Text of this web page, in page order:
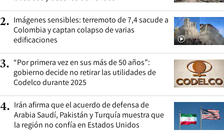
2. Imágenes sensibles: terremoto de 7,4 sacude a
Colombia y captan colapso de varias
edificaciones
3. “Por primera vez en sus más de 50 años”:
gobierno decide no retirar las utilidades de
Codelco durante 2025
4. Irán afirma que el acuerdo de defensa de
Arabia Saudí, Pakistán y Turquía muestra que
la región no confía en Estados Unidos